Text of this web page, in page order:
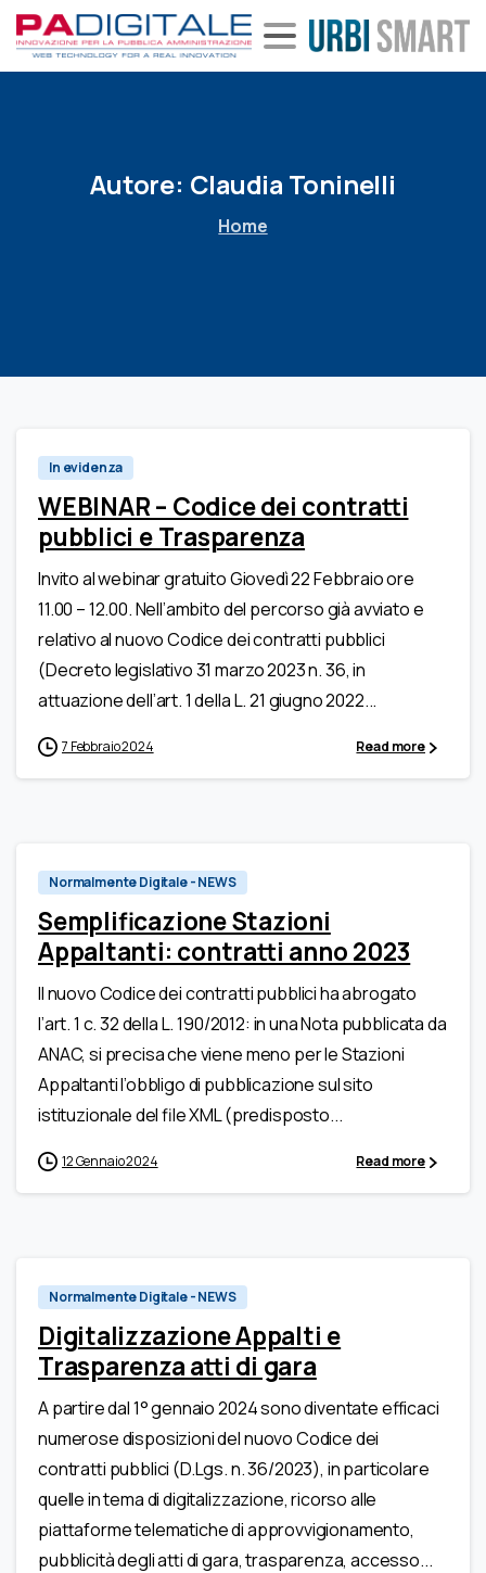
Autore: Claudia Toninelli
Home
In evidenza
WEBINAR – Codice dei contratti
pubblici e Trasparenza
Invito al webinar gratuito Giovedì 22 Febbraio ore
11.00 – 12.00. Nell’ambito del percorso già avviato e
relativo al nuovo Codice dei contratti pubblici
(Decreto legislativo 31 marzo 2023 n. 36, in
attuazione dell’art. 1 della L. 21 giugno 2022...
7 Febbraio 2024 Read more
Normalmente Digitale - NEWS
Semplificazione Stazioni
Appaltanti: contratti anno 2023
Il nuovo Codice dei contratti pubblici ha abrogato
l’art. 1 c. 32 della L. 190/2012: in una Nota pubblicata da
ANAC, si precisa che viene meno per le Stazioni
Appaltanti l’obbligo di pubblicazione sul sito
istituzionale del file XML (predisposto...
12 Gennaio 2024 Read more
Normalmente Digitale - NEWS
Digitalizzazione Appalti e
Trasparenza atti di gara
A partire dal 1° gennaio 2024 sono diventate efficaci
numerose disposizioni del nuovo Codice dei
contratti pubblici (D.Lgs. n. 36/2023), in particolare
quelle in tema di digitalizzazione, ricorso alle
piattaforme telematiche di approvvigionamento,
pubblicità degli atti di gara, trasparenza, accesso...